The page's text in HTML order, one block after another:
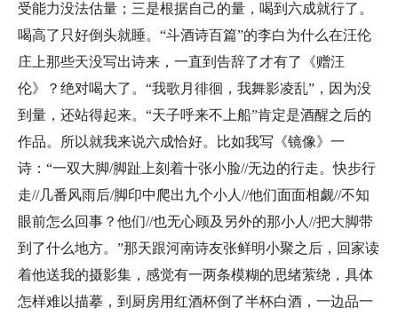
受能力没法估量；三是根据自己的量，喝到六成就行了。
喝高了只好倒头就睡。“斗酒诗百篇”的李白为什么在汪伦
庄上那些天没写出诗来，一直到告辞了才有了《赠汪
伦》？绝对喝大了。“我歌月徘徊，我舞影凌乱”，因为没
到量，还站得起来。“天子呼来不上船”肯定是酒醒之后的
作品。所以就我来说六成恰好。比如我写《镜像》一
诗：“一双大脚/脚趾上刻着十张小脸//无边的行走。快步行
走//几番风雨后/脚印中爬出九个小人//他们面面相觑//不知
眼前怎么回事？他们//也无心顾及另外的那小人//把大脚带
到了什么地方。”那天跟河南诗友张鲜明小聚之后，回家读
着他送我的摄影集，感觉有一两条模糊的思绪萦绕，具体
怎样难以描摹，到厨房用红酒杯倒了半杯白酒，一边品一